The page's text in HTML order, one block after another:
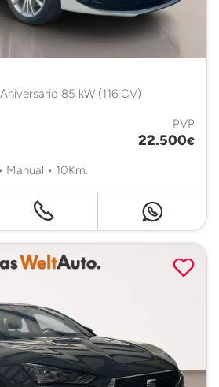
85 kW (116 CV)
PVP
22.500€
• 10Km.